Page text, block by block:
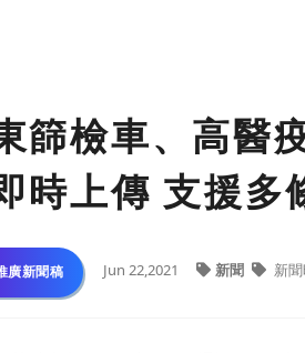
篩檢車、高醫
時上傳 支援
廣新聞稿 Jun 22,2021 新聞 新